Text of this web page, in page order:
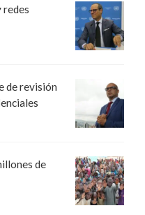
de revisión
de